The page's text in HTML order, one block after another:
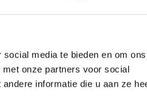
media te bieden en om ons
onze partners voor social
informatie die u aan ze
Ons
Wonen en logeren